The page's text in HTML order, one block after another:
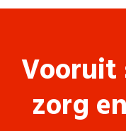
zorg